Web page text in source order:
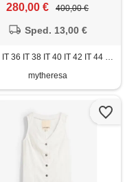
280,00 € 400,00 €
Sped. 13,00 €
IT 36 IT 38 IT 40 IT 42 IT 44 IT 46 IT 52
mytheresa